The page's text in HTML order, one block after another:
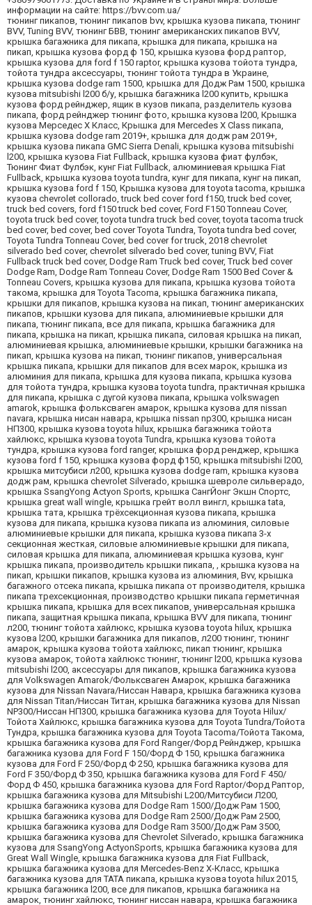
информации на сайте: https://bvv.com.ua/
тюнинг пикапов, тюнинг пикапов bvv, крышка кузова пикапа, тюнинг
BVV, Tuning BVV, тюнинг БВВ, тюнинг американских пикапов BVV,
крышка багажника для пикапа, крышка для пикапа, крышка на
пикап, крышка кузова форд ф 150, крышка кузова форд раптор,
крышка кузова для ford f 150 raptor, крышка кузова тойота тундра,
тойота тундра аксессуары, тюнинг тойота тундра в Украине,
крышка кузова dodge ram 1500, крышка для Додж Рам 1500, крышка
кузова mitsubishi l200 б/у, крышка багажника l200 купить, крышка
кузова форд рейнджер, ящик в кузов пикапа, разделитель кузова
пикапа, форд рейнджер тюнинг фото, крышка кузова l200, Крышка
кузова Мерседес Х Класс, Крышка для Mercedes X Class пикапа,
крышка кузова dodge ram 2019+, крышка для додж рам 2019+,
крышка кузова пикапа GMC Sierra Denali, крышка кузова mitsubishi
l200, крышка кузова Fiat Fullback, крышка кузова фиат фулбэк,
Тюнинг Фиат Фулбэк, кунг Fiat Fullback, алюминиевая крышка Fiat
Fullback, крышка кузова toyota tundra, кунг для пикапа, кунг на пикап,
крышка кузова ford f 150, Крышка кузова для toyota tacoma, крышка
кузова chevrolet collorado, truck bed cover ford f150, truck bed cover,
truck bed covers, ford f150 truck bed cover, Ford F150 Tonneau Cover,
toyota truck bed cover, toyota tundra truck bed cover, toyota tacoma truck
bed cover, bed cover, bed cover Toyota Tundra, Toyota tundra bed cover,
Toyota Tundra Tonneau Cover, bed cover for truck, 2018 chevrolet
silverado bed cover, chevrolet silverado bed cover, tuning BVV, Fiat
Fullback truck bed cover, Dodge Ram Truck bed cover, Truck bed cover
Dodge Ram, Dodge Ram Tonneau Cover, Dodge Ram 1500 Bed Cover &
Tonneau Covers, крышка кузова для пикапа, крышка кузова тойота
такома, крышка для Toyota Tacoma, крышка багажника пикапа,
крышки для пикапов, крышка кузова на пикап, тюнинг американских
пикапов, крышки кузова для пикапа, алюминиевые крышки для
пикапа, тюнинг пикапа, все для пикапа, крышка багажника для
пикапа, крышка на пикап, крышка пикапа, силовая крышка на пикап,
алюминиевая крышка, алюминиевые крышки, крышки багажника на
пикап, крышка кузова на пикап, тюнинг пикапов, универсальная
крышка пикапа, крышки для пикапов для всех марок, крышка из
алюминия для пикапа, крышка для кузова пикапа, крышка кузова
для тойота тундра, крышка кузова toyota tundra, практичная крышка
для пикапа, крышка с дугой кузова пикапа, крышка volkswagen
amarok, крышка фольксваген амарок, крышка кузова для nissan
navara, крышка нисан навара, крышка nissan np300, крышка нисан
НП300, крышка кузова toyota hilux, крышка багажника тойота
хайлюкс, крышка кузова toyota Tundra, крышка кузова тойота
тундра, крышка кузова ford ranger, крышка форд ренджер, крышка
кузова ford f 150, крышка кузова форд ф150, крышка mitsubishi l200,
крышка митсубиси л200, крышка кузова dodge ram, крышка кузова
додж рам, крышка chevrolet Silverado, крышка шевроле сильверадо,
крышка SsangYong Actyon Sports, крышка СангЙонг Экшн Спортс,
крышка great wall wingle, крышка грейт волл вингл, крышка tata,
крышка тата, крышка трёхсекционная кузова пикапа, крышка
кузова для пикапа, крышка кузова пикапа из алюминия, силовые
алюминиевые крышки для пикапа, крышка кузова пикапа 3-х
секционная жесткая, силовые алюминиевые крышки для пикапа,
силовая крышка для пикапа, алюминиевая крышка кузова, кунг
крышка пикапа, производитель крышки пикапа, , крышка кузова на
пикап, крышки пикапов, крышка кузова из алюминия, Bvv, крышка
багажного отсека пикапа, крышка пикапа от производителя, крышка
пикапа трехсекционная, производство крышки пикапа герметичная
крышка пикапа, крышка для всех пикапов, универсальная крышка
пикапа, защитная крышка пикапа, крышка BVV для пикапа, тюнинг
л200, тюнинг тойота хайлюкс, крышка кузова toyota hilux, крышка
кузова l200, крышки багажника для пикапов, л200 тюнинг, тюнинг
амарок, крышка кузова тойота хайлюкс, пикап тюнинг, крышка
кузова амарок, тойота хайлюкс тюнинг, тюнинг l200, крышка кузова
mitsubishi l200, аксессуары для пикапов, крышка багажника кузова
для Volkswagen Amarok/Фольксваген Амарок, крышка багажника
кузова для Nissan Navara/Ниссан Навара, крышка багажника кузова
для Nissan Titan/Ниссан Титан, крышка багажника кузова для Nissan
NP300/Ниссан НП300, крышка багажника кузова для Toyota Hilux/
Тойота Хайлюкс, крышка багажника кузова для Toyota Tundra/Тойота
Тундра, крышка багажника кузова для Toyota Tacoma/Тойота Такома,
крышка багажника кузова для Ford Ranger/Форд Рейнджер, крышка
багажника кузова для Ford F 150/Форд Ф 150, крышка багажника
кузова для Ford F 250/Форд Ф 250, крышка багажника кузова для
Ford F 350/Форд Ф 350, крышка багажника кузова для Ford F 450/
Форд Ф 450, крышка багажника кузова для Ford Raptor/Форд Раптор,
крышка багажника кузова для Mitsubishi L200/Митсубиси Л200,
крышка багажника кузова для Dodge Ram 1500/Додж Рам 1500,
крышка багажника кузова для Dodge Ram 2500/Додж Рам 2500,
крышка багажника кузова для Dodge Ram 3500/Додж Рам 3500,
крышка багажника кузова для Chevrolet Silverado, крышка багажника
кузова для SsangYong ActyonSports, крышка багажника кузова для
Great Wall Wingle, крышка багажника кузова для Fiat Fullback,
крышка багажника кузова для Mercedes-Benz X-Класс, крышка
багажника кузова для TATA пикапа, крышка кузова toyota hilux 2015,
крышка багажника l200, все для пикапов, крышка багажника на
амарок, тюнинг хайлюкс, тюнинг ниссан навара, крышка багажника